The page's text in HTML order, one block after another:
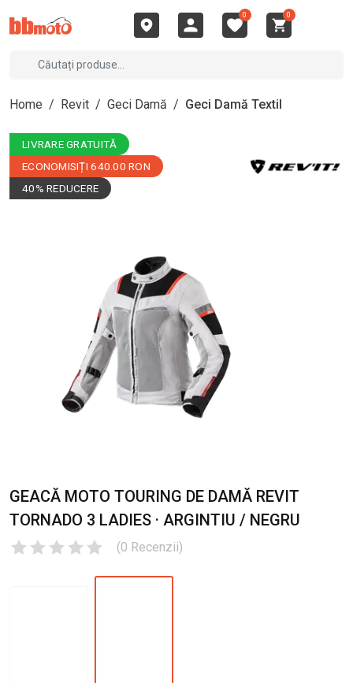
0 0
Home / Revit / Geci Damă / Geci Damă Textil
LIVRARE GRATUITĂ
ECONOMISIȚI 640.00 RON
40% REDUCERE
GEACĂ MOTO TOURING DE DAMĂ REVIT
TORNADO 3 LADIES · ARGINTIU / NEGRU
(0 Recenzii)